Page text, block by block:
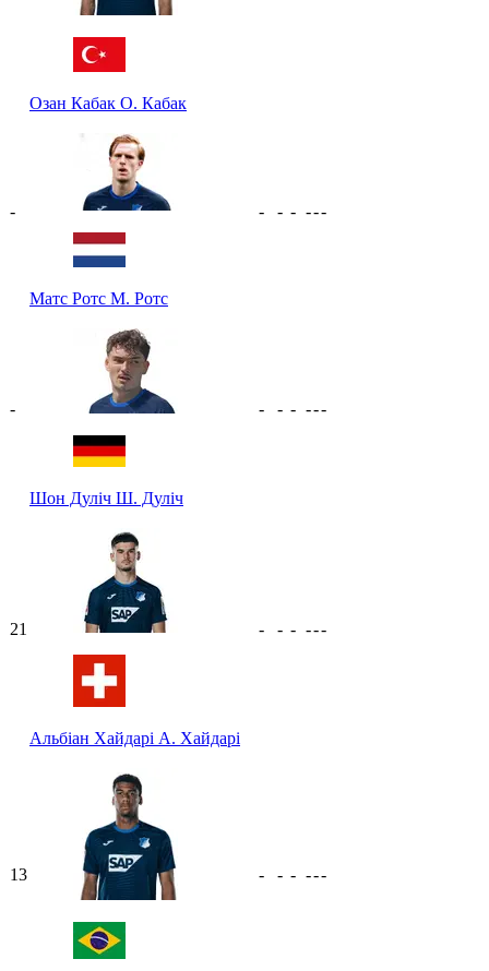
Озан Кабак О. Кабак
-
Матс Ротс М. Ротс
- - - ---
-
Шон Дуліч Ш. Дуліч
- - - ---
21
Альбіан Хайдарі А. Хайдарі
- - - ---
13 - - - ---